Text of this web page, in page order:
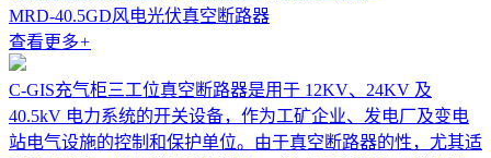
MRD-40.5GD风电光伏真空断路器
查看更多+
C-GIS充气柜三工位真空断路器是用于 12KV、24KV 及
40.5kV 电力系统的开关设备，作为工矿企业、发电厂及变电
站电气设施的控制和保护单位。由于真空断路器的性，尤其适